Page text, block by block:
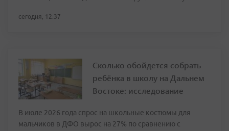
сегодня, 12:37
Сколько обойдется собрать
ребёнка в школу на Дальнем
Востоке: исследование
В июле 2026 года спрос на школьные костюмы для
мальчиков в ДФО вырос на 27% по сравнению с